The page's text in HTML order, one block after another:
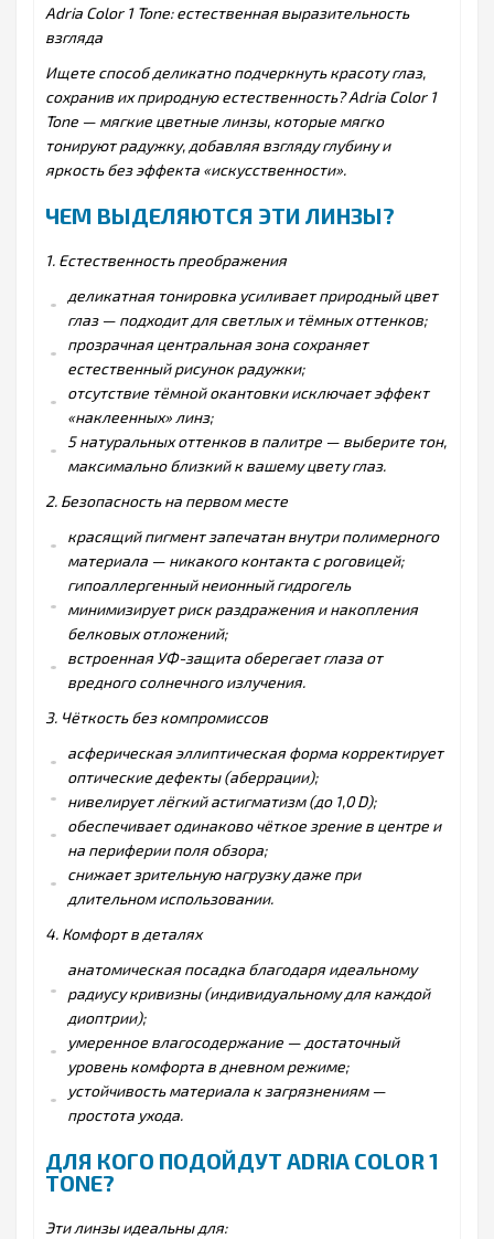
Adria Color 1 Tone: естественная выразительность
взгляда
Ищете способ деликатно подчеркнуть красоту глаз,
сохранив их природную естественность? Adria Color 1
Tone — мягкие цветные линзы, которые мягко
тонируют радужку, добавляя взгляду глубину и
яркость без эффекта «искусственности».
ЧЕМ ВЫДЕЛЯЮТСЯ ЭТИ ЛИНЗЫ?
1. Естественность преображения
деликатная тонировка усиливает природный цвет
глаз — подходит для светлых и тёмных оттенков;
прозрачная центральная зона сохраняет
естественный рисунок радужки;
отсутствие тёмной окантовки исключает эффект
«наклеенных» линз;
5 натуральных оттенков в палитре — выберите тон,
максимально близкий к вашему цвету глаз.
2. Безопасность на первом месте
красящий пигмент запечатан внутри полимерного
материала — никакого контакта с роговицей;
гипоаллергенный неионный гидрогель
минимизирует риск раздражения и накопления
белковых отложений;
встроенная УФ-защита оберегает глаза от
вредного солнечного излучения.
3. Чёткость без компромиссов
асферическая эллиптическая форма корректирует
оптические дефекты (аберрации);
нивелирует лёгкий астигматизм (до 1,0 D);
обеспечивает одинаково чёткое зрение в центре и
на периферии поля обзора;
снижает зрительную нагрузку даже при
длительном использовании.
4. Комфорт в деталях
анатомическая посадка благодаря идеальному
радиусу кривизны (индивидуальному для каждой
диоптрии);
умеренное влагосодержание — достаточный
уровень комфорта в дневном режиме;
устойчивость материала к загрязнениям —
простота ухода.
ДЛЯ КОГО ПОДОЙДУТ ADRIA COLOR 1
TONE?
Эти линзы идеальны для: